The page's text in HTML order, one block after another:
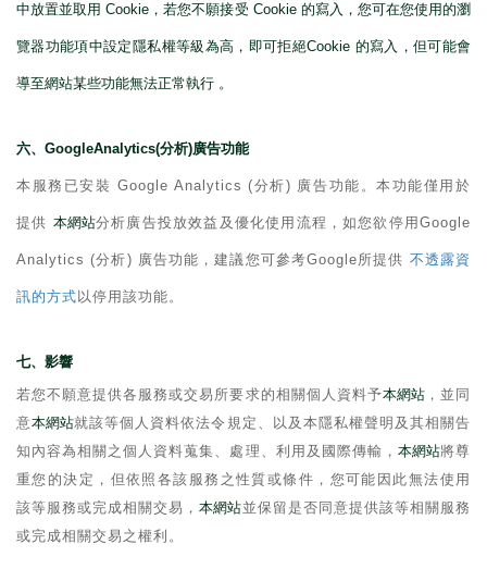
中放置並取用 Cookie ，若您不願接受 Cookie 的寫入，您可在您使用的瀏
覽器功能項中設定隱私權等級為高，即可拒絕Cookie 的寫入，但可能會
導至網站某些功能無法正常執行 。
六、 GoogleAnalytics(分析)廣告功能
本服務已安裝 Google Analytics (分析) 廣告功能。本功能僅用於
提供 本網站分析廣告投放效益及優化使用流程，如您欲停用Google
Analytics (分析) 廣告功能，建議您可參考Google所提供 不透露資
訊的方式 以停用該功能。
七、影響
若您不願意提供各服務或交易所要求的相關個人資料予本網站，並同
意本網站就該等個人資料依法令規定、以及本隱私權聲明及其相關告
知內容為相關之個人資料蒐集、處理、利用及國際傳輸， 本網站將尊
重您的決定，但依照各該服務之性質或條件，您可能因此無法使用
該等服務或完成相關交易，本網站並保留是否同意提供該等相關服務
或完成相關交易之權利。